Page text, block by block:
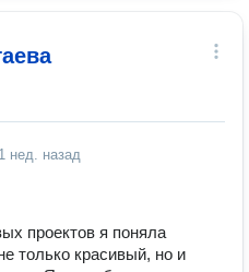
1 нед. назад
проектов я поняла
только красивый, но и